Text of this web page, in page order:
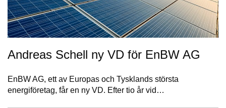
Andreas Schell ny VD för EnBW AG
EnBW AG, ett av Europas och Tysklands största
energiföretag, får en ny VD. Efter tio år vid…